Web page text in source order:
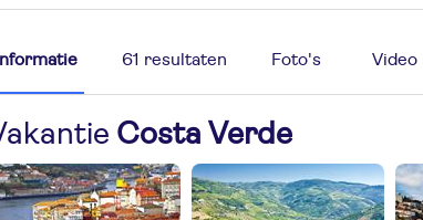
61 resultaten Foto's Video
Costa Verde